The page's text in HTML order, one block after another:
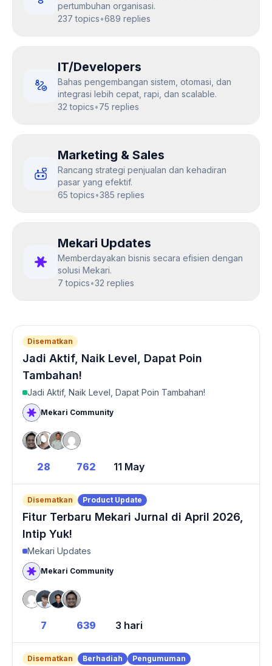
pertumbuhan organisasi.
237 topics•689 replies
IT/Developers
Bahas pengembangan sistem, otomasi, dan
integrasi lebih cepat, rapi, dan scalable.
32 topics•75 replies
Marketing & Sales
Rancang strategi penjualan dan kehadiran
pasar yang efektif.
65 topics•385 replies
Mekari Updates
Memberdayakan bisnis secara efisien dengan
solusi Mekari.
7 topics•32 replies
Disematkan
Jadi Aktif, Naik Level, Dapat Poin
Tambahan!
Jadi Aktif, Naik Level, Dapat Poin Tambahan!
Mekari Community
28 762 11 May
Disematkan Product Update
Fitur Terbaru Mekari Jurnal di April 2026,
Intip Yuk!
Mekari Updates
Mekari Community
7 639 3 hari
Disematkan Berhadiah Pengumuman